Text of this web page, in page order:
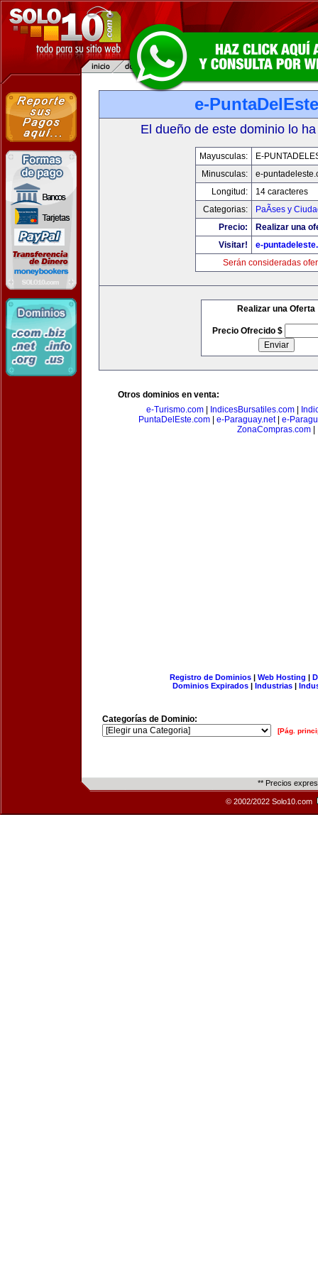
e-
El dueño de este dominio lo
Mayusculas:
E-
Minusculas:
e-
Longitud:
14 caracteres
Categorias:
PaÃ­ses y
Precio:
Realizar una
Visitar!
e-
Serán consideradas
Realizar una Oferta
Precio Ofrecido $
Otros dominios en venta:
e-Turismo.com| IndicesBursatiles.com|
PuntaDelEste.com| e-Paraguay.net| e-
ZonaCompras.com
Registro de Dominios| Web Hosting |
Dominios Expirados | Industrias |
Categorías de Dominio:
[Pág.
** Precios
© 2002/2022 Solo10.com